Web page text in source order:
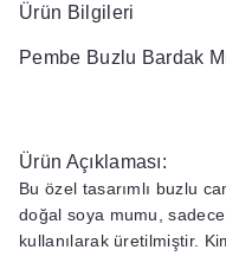
Ürün Bilgileri
Pembe Buzlu Bardak
Ürün Açıklaması:
Bu özel tasarımlı buzlu
doğal soya mumu,
kullanılarak üretilmiştir.